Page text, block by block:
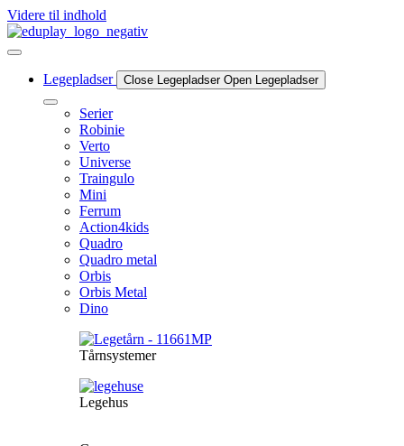
Videre til indhold
Legepladser Close Legepladser Open Legepladser
Serier
Robinie
Verto
Universe
Traingulo
Mini
Ferrum
Action4kids
Quadro
Quadro metal
Orbis
Orbis Metal
Dino
Tårnsystemer
Legehus